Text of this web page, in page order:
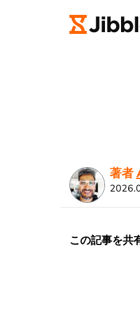
著者
この記事を共